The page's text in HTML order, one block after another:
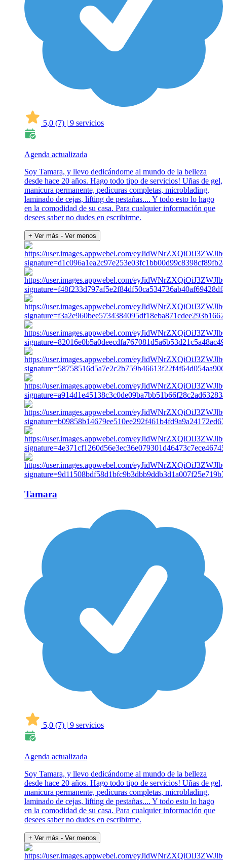
5,0 (7) | 9 servicios
Agenda actualizada
Soy Tamara, y llevo dedicándome al mundo de la belleza
desde hace 20 años. Hago todo tipo de servicios! Uñas de gel,
manicura permanente, pedicuras completas, microblading,
laminado de cejas, lifting de pestañas.... Y todo esto lo hago
en la comodidad de su casa. Para cualquier información que
desees saber no dudes en escribirme.
+ Ver más - Ver menos
Tamara
5,0 (7) | 9 servicios
Agenda actualizada
Soy Tamara, y llevo dedicándome al mundo de la belleza
desde hace 20 años. Hago todo tipo de servicios! Uñas de gel,
manicura permanente, pedicuras completas, microblading,
laminado de cejas, lifting de pestañas.... Y todo esto lo hago
en la comodidad de su casa. Para cualquier información que
desees saber no dudes en escribirme.
+ Ver más - Ver menos